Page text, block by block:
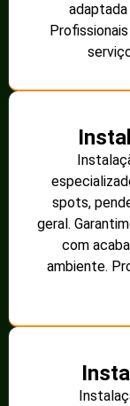
spots,
geral.
com
ambiente.